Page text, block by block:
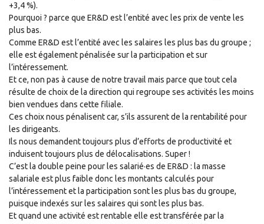
+3,4 %).
Pourquoi ? parce que ER&D est l’entité avec les prix de vente les
plus bas.
Comme ER&D est l’entité avec les salaires les plus bas du groupe ;
elle est également pénalisée sur la participation et sur
l’intéressement.
Et ce, non pas à cause de notre travail mais parce que tout cela
résulte de choix de la direction qui regroupe ses activités les moins
bien vendues dans cette filiale.
Ces choix nous pénalisent car, s’ils assurent de la rentabilité pour
les dirigeants.
Ils nous demandent toujours plus d’efforts de productivité et
induisent toujours plus de délocalisations. Super !
C’est la double peine pour les salarié·es de ER&D : la masse
salariale est plus faible donc les montants calculés pour
l’intéressement et la participation sont les plus bas du groupe,
puisque indexés sur les salaires qui sont les plus bas.
Et quand une activité est rentable elle est transférée par la